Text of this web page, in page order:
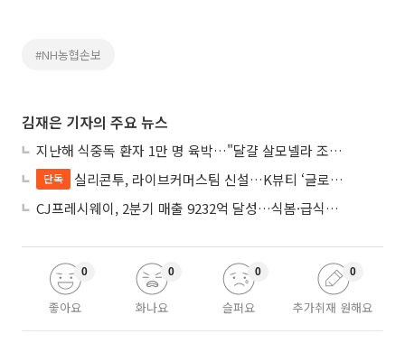
#NH농협손보
김재은 기자의 주요 뉴스
지난해 식중독 환자 1만 명 육박…"달걀 살모넬라 조심하세요"
단독
실리콘투, 라이브커머스팀 신설…K뷰티 ‘글로벌 판매망’ 확대
CJ프레시웨이, 2분기 매출 9232억 달성…식봄·급식사업 성장
좋아요
0
화나요
0
슬퍼요
0
추가취재 원해요
0